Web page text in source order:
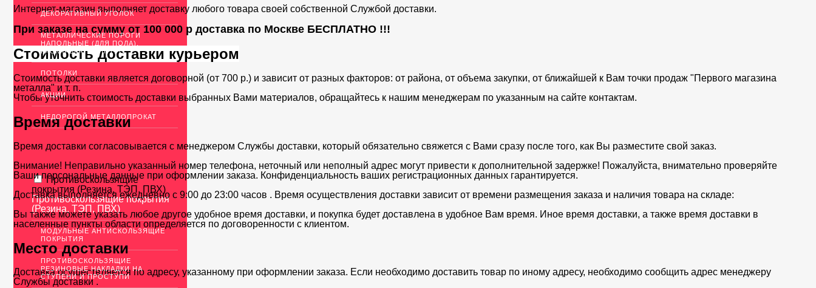
ДЕКОРАТИВНЫЙ УГОЛОК
МЕТАЛЛИЧЕСКИЕ ПОРОГИ
НАПОЛЬНЫЕ (ДЛЯ ПОЛА),
РАСКЛАДКА, ПЛИНТУС
ПОТОЛКИ
АКЦИИ
НЕДОРОГОЙ МЕТАЛЛОПРОКАТ
Противоскользящие
покрытия (Резина, ТЭП, ПВХ)
Противоскользящие покрытия
(Резина, ТЭП, ПВХ)
МОДУЛЬНЫЕ АНТИСКОЛЬЗЯЩИЕ
ПОКРЫТИЯ
ПРОТИВОСКОЛЬЗЯЩИЕ
РЕЗИНОВЫЕ НАКЛАДКИ НА
СТУПЕНИ И ПРОСТУПИ
Интернет-магазин выполняет доставку любого товара своей собственной Службой доставки.
При заказе на сумму от 100 000 р доставка по Москве БЕСПЛАТНО !!!
Стоимость доставки курьером
Стоимость доставки является договорной (от 700 р.) и зависит от разных факторов: от района, от объема закупки, от ближайшей к Вам точки продаж "Первого магазина
металла" и т. п.
Чтобы уточнить стоимость доставки выбранных Вами материалов, обращайтесь к нашим менеджерам по указанным на сайте контактам.
Время доставки
Время доставки согласовывается с менеджером Службы доставки, который обязательно свяжется с Вами сразу после того, как Вы разместите свой заказ.
Внимание! Неправильно указанный номер телефона, неточный или неполный адрес могут привести к дополнительной задержке! Пожалуйста, внимательно проверяйте
Ваши персональные данные при оформлении заказа. Конфиденциальность ваших регистрационных данных гарантируется.
Доставка выполняется ежедневно с 9:00 до 23:00 часов . Время осуществления доставки зависит от времени размещения заказа и наличия товара на складе:
Вы также можете указать любое другое удобное время доставки, и покупка будет доставлена в удобное Вам время. Иное время доставки, а также время доставки в
населенные пункты области определяется по договоренности с клиентом.
Место доставки
Доставка осуществляется по адресу, указанному при оформлении заказа. Если необходимо доставить товар по иному адресу, необходимо сообщить адрес менеджеру
Службы доставки .